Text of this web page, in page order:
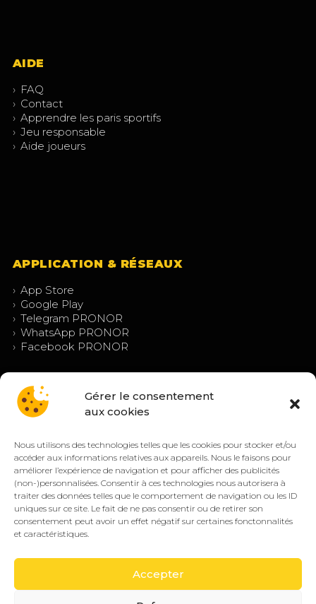
Gérer le consentement
aux cookies
Nous utilisons des technologies telles que les cookies pour stocker et/ou
accéder aux informations relatives aux appareils. Nous le faisons pour
améliorer l’expérience de navigation et pour afficher des publicités
(non-)personnalisées. Consentir à ces technologies nous autorisera à
traiter des données telles que le comportement de navigation ou les ID
uniques sur ce site. Le fait de ne pas consentir ou de retirer son
consentement peut avoir un effet négatif sur certaines fonctonnalités
et caractéristiques.
Accepter
AIDE
› FAQ
› Contact
› Apprendre les paris sportifs
› Jeu responsable
› Aide joueurs
APPLICATION & RÉSEAUX
› App Store
› Google Play
› Telegram PRONOR
› WhatsApp PRONOR
› Facebook PRONOR
© PRONOR 2019 – 2026 — Tous droits réservés.
Mentions légales
Confidentialité CGV/CGU Cookies (EU)
🔒 Paiement sécurisé VISA CB SEPA
Jeu responsable :PRONOR encourage une